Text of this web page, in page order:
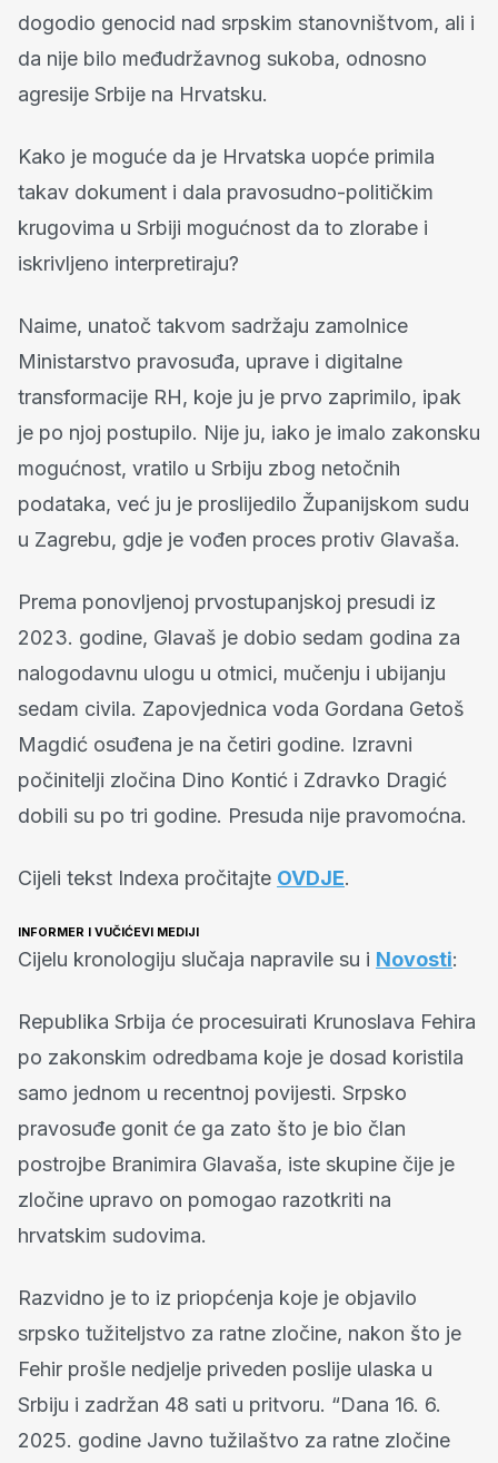
dogodio genocid nad srpskim stanovništvom, ali i
da nije bilo međudržavnog sukoba, odnosno
agresije Srbije na Hrvatsku.
Kako je moguće da je Hrvatska uopće primila
takav dokument i dala pravosudno-političkim
krugovima u Srbiji mogućnost da to zlorabe i
iskrivljeno interpretiraju?
Naime, unatoč takvom sadržaju zamolnice
Ministarstvo pravosuđa, uprave i digitalne
transformacije RH, koje ju je prvo zaprimilo, ipak
je po njoj postupilo. Nije ju, iako je imalo zakonsku
mogućnost, vratilo u Srbiju zbog netočnih
podataka, već ju je proslijedilo Županijskom sudu
u Zagrebu, gdje je vođen proces protiv Glavaša.
Prema ponovljenoj prvostupanjskoj presudi iz
2023. godine, Glavaš je dobio sedam godina za
nalogodavnu ulogu u otmici, mučenju i ubijanju
sedam civila. Zapovjednica voda Gordana Getoš
Magdić osuđena je na četiri godine. Izravni
počinitelji zločina Dino Kontić i Zdravko Dragić
dobili su po tri godine. Presuda nije pravomoćna.
Cijeli tekst Indexa pročitajte OVDJE.
INFORMER I VUČIĆEVI MEDIJI
Cijelu kronologiju slučaja napravile su i Novosti:
Republika Srbija će procesuirati Krunoslava Fehira
po zakonskim odredbama koje je dosad koristila
samo jednom u recentnoj povijesti. Srpsko
pravosuđe gonit će ga zato što je bio član
postrojbe Branimira Glavaša, iste skupine čije je
zločine upravo on pomogao razotkriti na
hrvatskim sudovima.
Razvidno je to iz priopćenja koje je objavilo
srpsko tužiteljstvo za ratne zločine, nakon što je
Fehir prošle nedjelje priveden poslije ulaska u
Srbiju i zadržan 48 sati u pritvoru. “Dana 16. 6.
2025. godine Javno tužilaštvo za ratne zločine